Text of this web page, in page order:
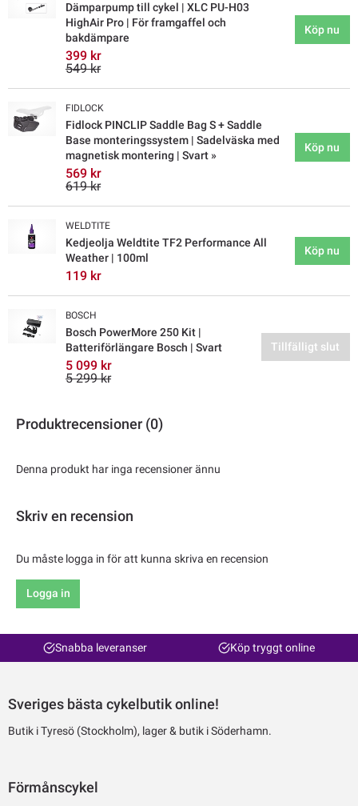
Dämparpump till cykel | XLC PU-H03
HighAir Pro | För framgaffel och
bakdämpare
399 kr
549 kr
Köp nu
FIDLOCK
Fidlock PINCLIP Saddle Bag S + Saddle
Base monteringssystem | Sadelväska med
magnetisk montering | Svart »
569 kr
619 kr
Köp nu
WELDTITE
Kedjeolja Weldtite TF2 Performance All
Weather | 100ml
119 kr
Köp nu
BOSCH
Bosch PowerMore 250 Kit |
Batteriförlängare Bosch | Svart
5 099 kr
5 299 kr
Tillfälligt slut
Produktrecensioner (0)
Denna produkt har inga recensioner ännu
Skriv en recension
Du måste logga in för att kunna skriva en recension
Logga in
Snabba leveranser Köp tryggt online
Sveriges bästa cykelbutik online!
Butik i Tyresö (Stockholm), lager & butik i Söderhamn.
Förmånscykel